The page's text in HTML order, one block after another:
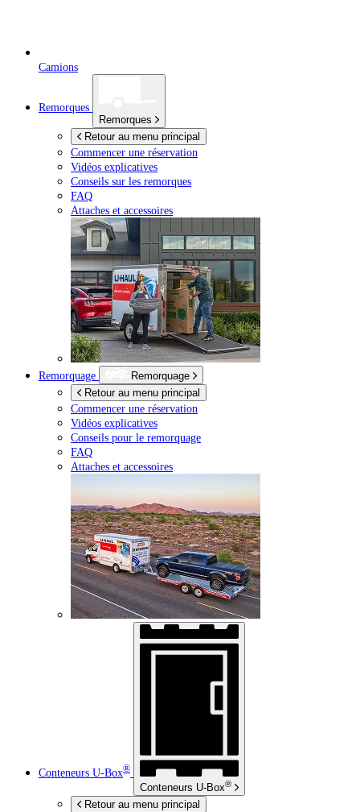
Camions
Remorques
Remorques
Retour au menu principal
Commencer une réservation
Vidéos explicatives
Conseils sur les remorques
FAQ
Attaches et accessoires
Remorquage
Remorquage
Retour au menu principal
Commencer une réservation
Vidéos explicatives
Conseils pour le remorquage
FAQ
Attaches et accessoires
Conteneurs U-Box®
Conteneurs U-Box®
Retour au menu principal